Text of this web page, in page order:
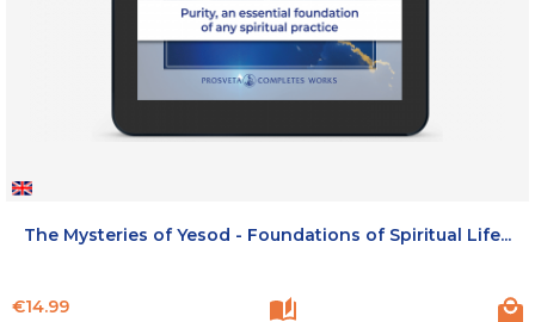
The Mysteries of Yesod - Foundations of Spiritual Life...
Price
€14.99